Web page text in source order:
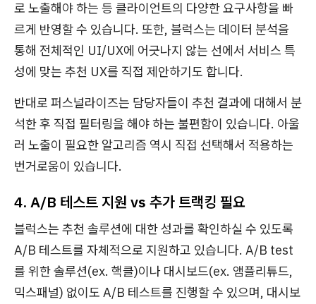
로 노출해야 하는 등 클라이언트의 다양한 요구사항을 빠
르게 반영할 수 있습니다. 또한, 블럭스는 데이터 분석을
통해 전체적인 UI/UX에 어긋나지 않는 선에서 서비스 특
성에 맞는 추천 UX를 직접 제안하기도 합니다.
반대로 퍼스널라이즈는 담당자들이 추천 결과에 대해서 분
석한 후 직접 필터링을 해야 하는 불편함이 있습니다. 아울
러 노출이 필요한 알고리즘 역시 직접 선택해서 적용하는
번거로움이 있습니다.
4. A/B 테스트 지원 vs 추가 트랙킹 필요
블럭스는 추천 솔루션에 대한 성과를 확인하실 수 있도록
A/B 테스트를 자체적으로 지원하고 있습니다. A/B test
를 위한 솔루션(ex. 핵클)이나 대시보드(ex. 앰플리튜드,
믹스패널) 없이도 A/B 테스트를 진행할 수 있으며, 대시보